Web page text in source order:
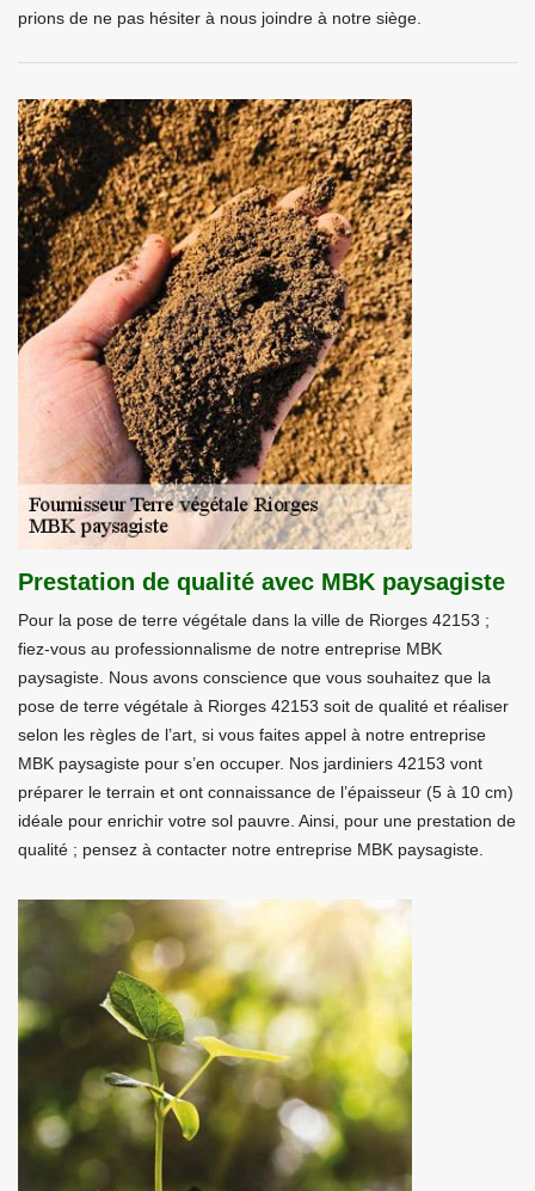
prions de ne pas hésiter à nous joindre à notre siège.
Prestation de qualité avec MBK paysagiste
Pour la pose de terre végétale dans la ville de Riorges 42153 ;
fiez-vous au professionnalisme de notre entreprise MBK
paysagiste. Nous avons conscience que vous souhaitez que la
pose de terre végétale à Riorges 42153 soit de qualité et réaliser
selon les règles de l’art, si vous faites appel à notre entreprise
MBK paysagiste pour s’en occuper. Nos jardiniers 42153 vont
préparer le terrain et ont connaissance de l’épaisseur (5 à 10 cm)
idéale pour enrichir votre sol pauvre. Ainsi, pour une prestation de
qualité ; pensez à contacter notre entreprise MBK paysagiste.